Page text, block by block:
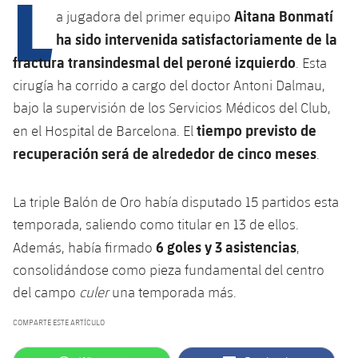
plusicon
más
Instalaciones
Spotify Camp Nou
Estadi Johan Cruyff
Barça Cafe
La Masia
Servicios
SUB13
SUB12
SUB11 A
SUB11 B
SUB10 B
SUB9 A
SUB8 A
SUB13 B
SUB11 C
Entradas
Gameday Shows
Resultados
Clasificación
Jugadores
Fotos
Palmarés
Barça Atlètic
Junior
Cadete A
Infantil A
Infantil B
Mini
PLUSICON
MÁS
Primer Equipo
Actualidad
Resultados
Clasificaciones
Barça Atlètic
plusicon
más
Calendario
Resultados
Clasificaciones
Actualidad
Juvenil
Cadete A
PLUSICON
MÁS
Primer equipo
plusicon
más
Calendario
plusicon
más
Actualidad
L a jugadora del primer equipo Aitana Bonmatí
ha sido intervenida satisfactoriamente de la
fractura transindesmal del peroné izquierdo . Esta
cirugía ha corrido a cargo del doctor Antoni Dalmau,
bajo la supervisión de los Servicios Médicos del Club,
en el Hospital de Barcelona. El tiempo previsto de
recuperación será de alrededor de cinco meses
La triple Balón de Oro había disputado 15 partidos esta
temporada, saliendo como titular en 13 de ellos.
Además, había firmado 6 goles y 3 asistencias,
consolidándose como pieza fundamental del centro
del campo culeruna temporada más.
COMPARTE ESTE ARTÍCULO